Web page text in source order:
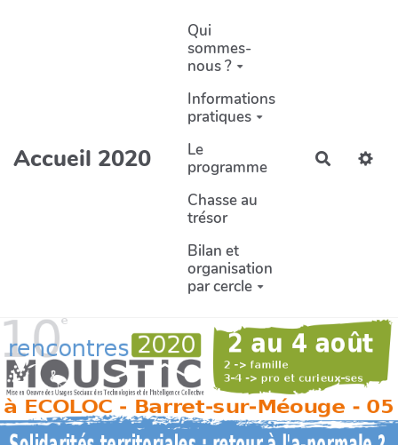
Aller au contenu principal
Accueil 2020
Qui
sommes-
nous ?
Informations
pratiques
Le
programme
Chasse au
trésor
Bilan et
organisation
par cercle